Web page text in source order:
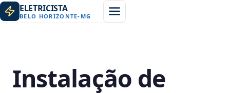
ELETRICISTA
BELO HORIZONTE- MG
Instalação de